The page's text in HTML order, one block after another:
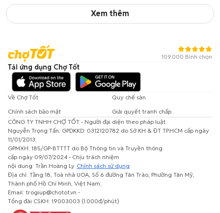
Xem thêm
109.000 Bình chọn
Tải ứng dụng Chợ Tốt
Về Chợ Tốt
Quy chế sàn
Chính sách bảo mật
Giải quyết tranh chấp
CÔNG TY TNHH CHỢ TỐT - Người đại diện theo pháp luật:
Nguyễn Trọng Tấn; GPDKKD: 0312120782 do Sở KH & ĐT TP.HCM cấp ngày
11/01/2013;
GPMXH: 185/GP-BTTTT do Bộ Thông tin và Truyền thông
cấp ngày 09/07/2024 - Chịu trách nhiệm
nội dung: Trần Hoàng Ly. Chính sách sử dụng
Địa chỉ: Tầng 18, Toà nhà UOA, Số 6 đường Tân Trào, Phường Tân Mỹ,
Thành phố Hồ Chí Minh, Việt Nam;
Email: trogiup@chotot.vn -
Tổng đài CSKH: 19003003 (1.000đ/phút)